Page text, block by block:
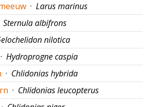
· Larus marinus
Sternula albifrons
nilotica
· Hydroprogne caspia
· Chlidonias hybrida
· Chlidonias leucopterus